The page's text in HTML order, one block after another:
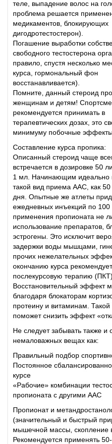
теле, выпадение волос на
проблема решается
медикаментов, блокирующих
дигодротестостерон).
Погашение выработки
свободного тестостерона
правило, спустя несколько
курса, гормональный фон
восстанавливается).
Помните, данный стероид
женщинам и детям!
рекомендуется принимать в
терапевтических дозах, это
минимуму побочные
Составление курса пропика:
Описанный стероид чаще
встречается в дозировке 50
1 мл. Начинающим идеально
такой вид приема ААС, как 50
дня. Опытные же атлеты
ежедневных инъекций по 100
применения пропионата не
использование препаратов,
эстрогены. Это исключит
задержки воды мышцами,
прочих нежелательных
окончанию курса
послекурсовую терапию
Восстановительный эффект
благодаря блокаторам
протеину и витаминам. Такой
поможет снизить эффект
Не следует забывать также и
немаловажных вещах как:
Правильный подбор
Постоянное
курсе
«Рабочие» комбинации
пропионата с другими ААС
Пропионат и
(значительный и быстрый
мышечной массы, скопление
Рекомендуется применять